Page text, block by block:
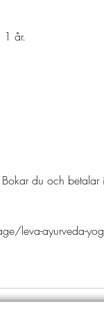
1 år.
Bokar du och
leva-ayurveda-